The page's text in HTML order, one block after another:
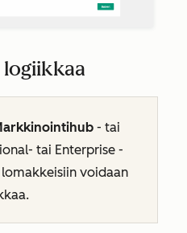
- tai
tai Enterprise -
voidaan